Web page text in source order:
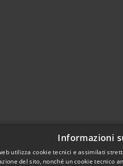
sito
Informazioni
utilizza cookie tecnici e assimilati
del sito, nonché un cookie tecnico